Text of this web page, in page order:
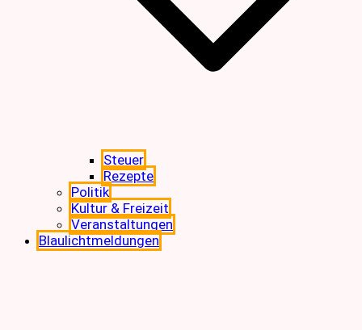
Steuer
Rezepte
Politik
Kultur & Freizeit
Veranstaltungen
Blaulichtmeldungen